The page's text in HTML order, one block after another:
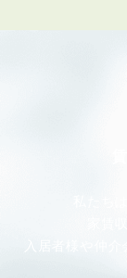
入居者様や仲